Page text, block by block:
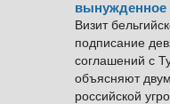
вынужденное
Визит
подписание
соглашений с
объясняют
российской